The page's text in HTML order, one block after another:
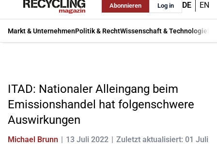
Abonnieren Log in DE EN
Markt & UnternehmenPolitik & RechtWissenschaft & Technologie
ITAD: Nationaler Alleingang beim
Emissionshandel hat folgenschwere
Auswirkungen
Michael Brunn 13 Juli 2022
Zuletzt aktualisiert: 01 Juli